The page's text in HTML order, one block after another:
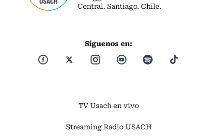
Central. Santiago. Chile.
Síguenos en:
TV Usach en vivo
Streaming Radio USACH